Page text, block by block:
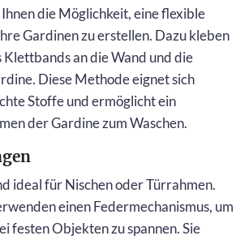
die Möglichkeit, eine flexible
Gardinen zu erstellen. Dazu kleben
Klettbands an die Wand und die
Diese Methode eignet sich
Stoffe und ermöglicht ein
der Gardine zum Waschen.
ideal für Nischen oder Türrahmen.
einen Federmechanismus, um
festen Objekten zu spannen. Sie